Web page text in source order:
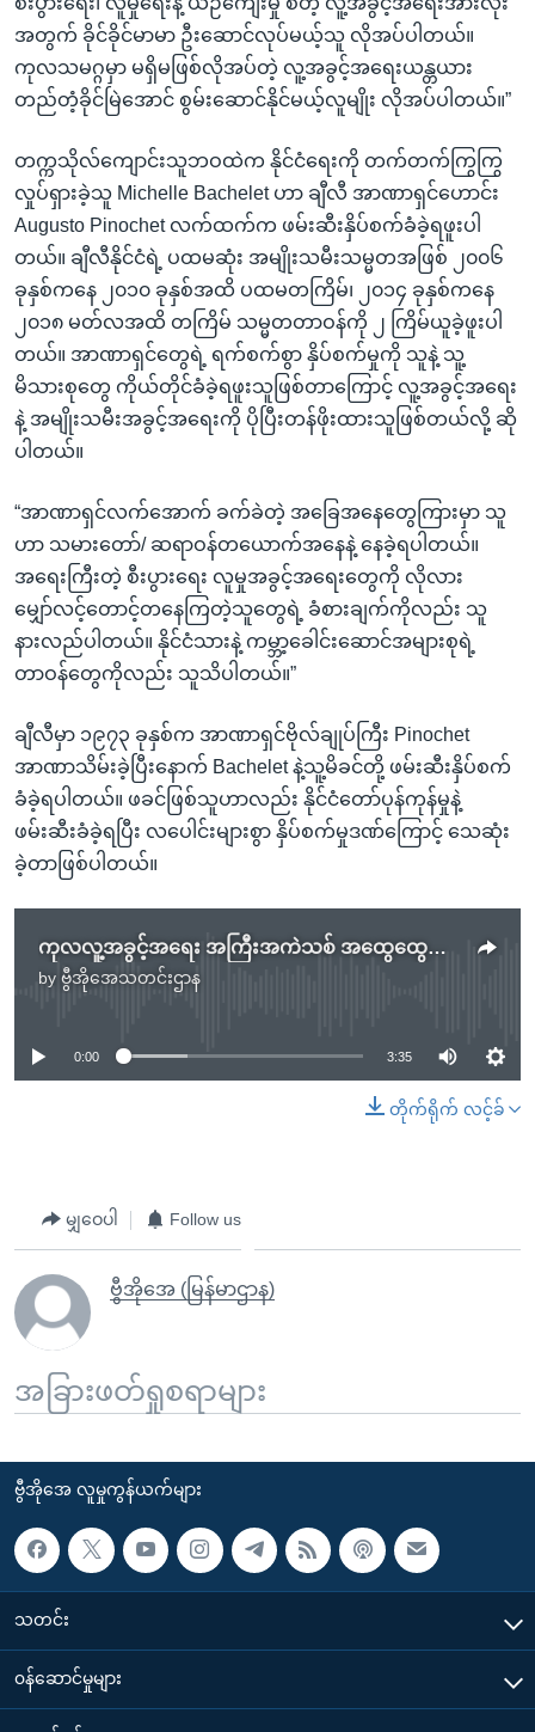
အတွက် ခိုင်ခိုင်မာမာ ဦးဆောင်လုပ်မယ့်သူ လိုအပ်ပါတယ်။
ကုလသမဂ္ဂမှာ မရှိမဖြစ်လိုအပ်တဲ့ လူ့အခွင့်အရေးယန္တယား
တည်တံ့ခိုင်မြဲအောင် စွမ်းဆောင်နိုင်မယ့်လူမျိုး လိုအပ်ပါတယ်။”
တက္ကသိုလ်ကျောင်းသူဘဝထဲက နိုင်ငံရေးကို တက်တက်ကြွကြွ
လှုပ်ရှားခဲ့သူ Michelle Bachelet ဟာ ချီလီ အာဏာရှင်ဟောင်း
Augusto Pinochet လက်ထက်က ဖမ်းဆီးနှိပ်စက်ခံခဲ့ရဖူးပါ
တယ်။ ချီလီနိုင်ငံရဲ့ ပထမဆုံး အမျိုးသမီးသမ္မတအဖြစ် ၂၀၀၆
ခုနှစ်ကနေ ၂၀၁၀ ခုနှစ်အထိ ပထမတကြိမ်၊ ၂၀၁၄ ခုနှစ်ကနေ
၂၀၁၈ မတ်လအထိ တကြိမ် သမ္မတတာဝန်ကို ၂ ကြိမ်ယူခဲ့ဖူးပါ
တယ်။ အာဏာရှင်တွေရဲ့ ရက်စက်စွာ နှိပ်စက်မှုကို သူနဲ့ သူ့
မိသားစုတွေ ကိုယ်တိုင်ခံခဲ့ရဖူးသူဖြစ်တာကြောင့် လူ့အခွင့်အရေး
နဲ့ အမျိုးသမီးအခွင့်အရေးကို ပိုပြီးတန်ဖိုးထားသူဖြစ်တယ်လို့ ဆို
ပါတယ်။
“အာဏာရှင်လက်အောက် ခက်ခဲတဲ့ အခြေအနေတွေကြားမှာ သူ
ဟာ သမားတော်/ ဆရာဝန်တယောက်အနေနဲ့ နေခဲ့ရပါတယ်။
အရေးကြီးတဲ့ စီးပွားရေး လူမှုအခွင့်အရေးတွေကို လိုလား
မျှော်လင့်တောင့်တနေကြတဲ့သူတွေရဲ့ ခံစားချက်ကိုလည်း သူ
နားလည်ပါတယ်။ နိုင်ငံသားနဲ့ ကမ္ဘာ့ခေါင်းဆောင်အများစုရဲ့
တာဝန်တွေကိုလည်း သူသိပါတယ်။”
ချီလီမှာ ၁၉၇၃ ခုနှစ်က အာဏာရှင်ဗိုလ်ချုပ်ကြီး Pinochet
အာဏာသိမ်းခဲ့ပြီးနောက် Bachelet နဲ့သူ့မိခင်တို့ ဖမ်းဆီးနှိပ်စက်
ခံခဲ့ရပါတယ်။ ဖခင်ဖြစ်သူဟာလည်း နိုင်ငံတော်ပုန်ကုန်မှုနဲ့
ဖမ်းဆီးခံခဲ့ရပြီး လပေါင်းများစွာ နှိပ်စက်မှုဒဏ်ကြောင့် သေဆုံး
ခဲ့တာဖြစ်ပါတယ်။
ကုလလူ့အခွင့်အရေး အကြီးအကဲသစ် အထွေထွေညီလာခံ အတည်ပြု
by ဗွီအိုအေသတင်းဌာန
No media source currently available
0:00 3:35
တိုက်ရိုက် လင့်ခ်
မျှဝေပါ Follow us
ဗွီအိုအေ (မြန်မာဌာန)
အခြားဖတ်ရှုစရာများ
ဗွီအိုအေ လူမှုကွန်ယက်များ
သတင်း
၀န်ဆောင်မှုများ